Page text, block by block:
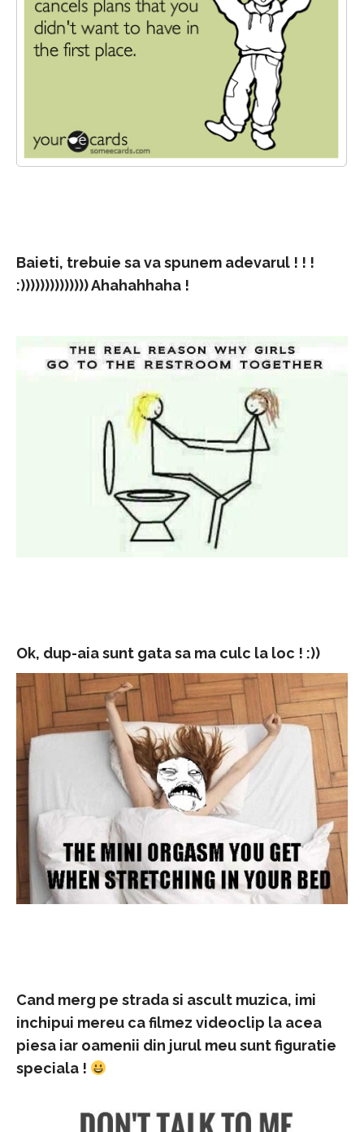
Baieti, trebuie sa va spunem adevarul ! ! !
:)))))))))))))) Ahahahhaha !
Ok, dup-aia sunt gata sa ma culc la loc ! :))
Cand merg pe strada si ascult muzica, imi
inchipui mereu ca filmez videoclip la acea
piesa iar oamenii din jurul meu sunt figuratie
speciala !